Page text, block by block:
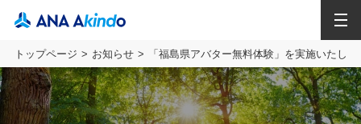
トップページ お知らせ 「福島県アバター無料体験」を実施いたし